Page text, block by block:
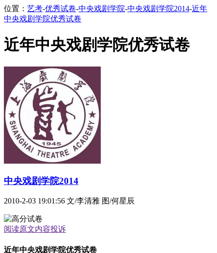
位置： 艺考-优秀试卷-中央戏剧学院-中央戏剧学院2014-近年
中央戏剧学院优秀试卷
近年中央戏剧学院优秀试卷
中央戏剧学院2014
2010-2-03 19:01:56 文/李清雅 图/何星辰
阅读原文内容投诉
近年中央戏剧学院优秀试卷